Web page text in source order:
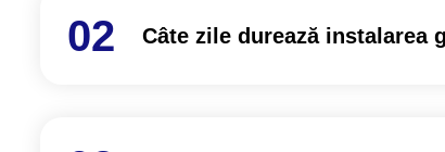
Câte zile durează instalarea